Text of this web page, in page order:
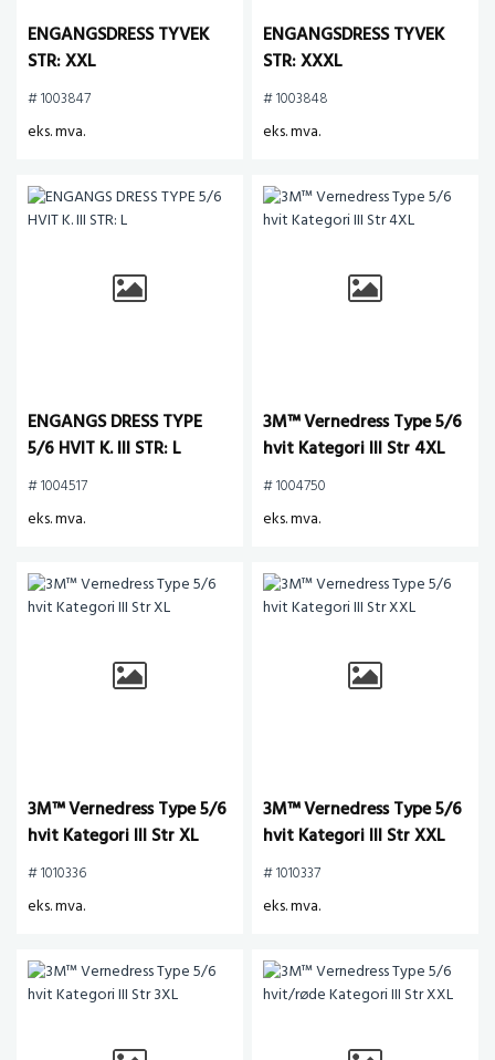
ENGANGSDRESS TYVEK
STR: XXL
# 1003847
eks. mva.
ENGANGSDRESS TYVEK
STR: XXXL
# 1003848
eks. mva.
ENGANGS DRESS TYPE
5/6 HVIT K. III STR: L
# 1004517
eks. mva.
3M™ Vernedress Type 5/6
hvit Kategori III Str 4XL
# 1004750
eks. mva.
3M™ Vernedress Type 5/6
hvit Kategori III Str XL
# 1010336
eks. mva.
3M™ Vernedress Type 5/6
hvit Kategori III Str XXL
# 1010337
eks. mva.